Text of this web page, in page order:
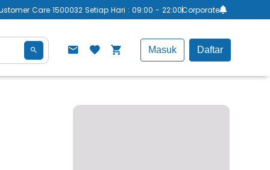
Care 1500032 Setiap Hari : 09:00 - 22:00Corporate
Masuk Daftar